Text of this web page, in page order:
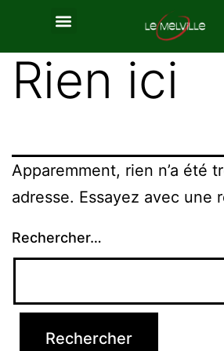
Rien ici
Apparemment, rien n’a été
adresse. Essayez avec une
Rechercher…